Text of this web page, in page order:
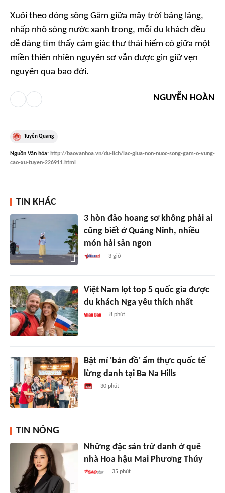
Xuôi theo dòng sông Gâm giữa mây trời bảng lảng,
nhấp nhô sóng nước xanh trong, mỗi du khách đều
dễ dàng tìm thấy cảm giác thư thái hiếm có giữa một
miền thiên nhiên nguyên sơ vẫn được gìn giữ vẹn
nguyên qua bao đời.
NGUYỄN HOÀN
Tuyên Quang
Nguồn Văn hóa: http://baovanhoa.vn/du-lich/lac-giua-non-nuoc-song-gam-o-vung-
cao-xu-tuyen-226911.html
TIN KHÁC
3 hòn đảo hoang sơ không phải ai
cũng biết ở Quảng Ninh, nhiều
món hải sản ngon
3 giờ
Việt Nam lọt top 5 quốc gia được
du khách Nga yêu thích nhất
8 phút
Bật mí 'bản đồ' ẩm thực quốc tế
lừng danh tại Ba Na Hills
30 phút
TIN NÓNG
Những đặc sản trứ danh ở quê
nhà Hoa hậu Mai Phương Thúy
35 phút